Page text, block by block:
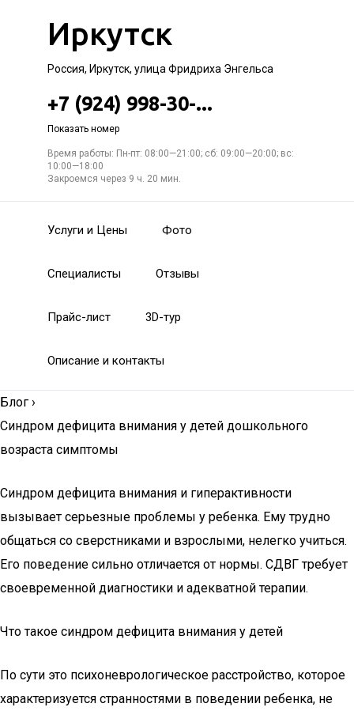
Иркутск
Россия, Иркутск, улица Фридриха Энгельса
+7 (924) 998-30-...
Показать номер
Время работы: Пн-пт: 08:00—21:00; сб: 09:00—20:00; вс:
10:00—18:00
Закроемся через 9 ч. 20 мин.
Услуги и Цены Фото
Специалисты Отзывы
Прайс-лист 3D-тур
Описание и контакты
Блог ›
Синдром дефицита внимания у детей дошкольного
возраста симптомы
Синдром дефицита внимания и гиперактивности
вызывает серьезные проблемы у ребенка. Ему трудно
общаться со сверстниками и взрослыми, нелегко учиться.
Его поведение сильно отличается от нормы. СДВГ требует
своевременной диагностики и адекватной терапии.
Что такое синдром дефицита внимания у детей
По сути это психоневрологическое расстройство, которое
характеризуется странностями в поведении ребенка, не